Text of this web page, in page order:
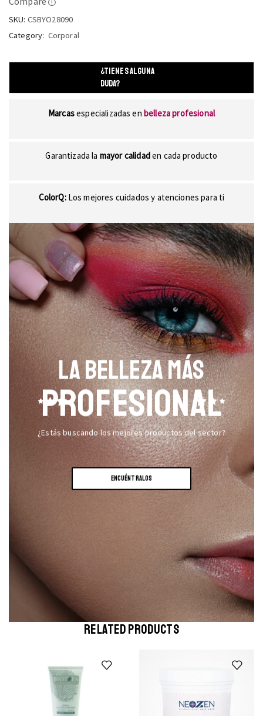
SKU: CSBYO28090
Category: Corporal
¿TIENES ALGUNA
DUDA?
Marcasespecializadas en belleza profesional
Garantizada la mayor calidaden cada producto
ColorQ:Los mejores cuidados y atenciones para ti
LA BELLEZA MÁS
PROFESIONAL
¿Estás buscando los mejores productos del sector?
ENCUÉNTRALOS
RELATED PRODUCTS